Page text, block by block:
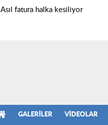
Asıl fatura halka kesiliyor
GALERILER VIDEOLAR